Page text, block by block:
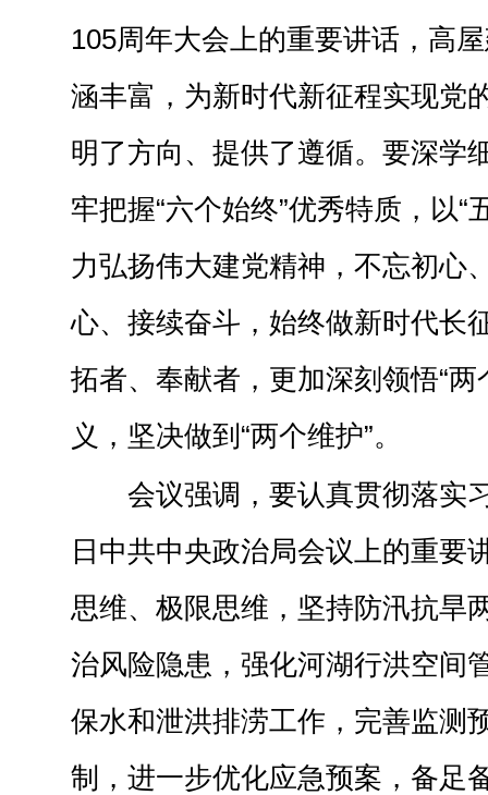
105周年大会上的重要讲话，高
涵丰富，为新时代新征程实现党
明了方向、提供了遵循。要深学
牢把握“六个始终”优秀特质，以“
力弘扬伟大建党精神，不忘初心
心、接续奋斗，始终做新时代长
拓者、奉献者，更加深刻领悟“两
义，坚决做到“两个维护”。
会议强调，要认真贯彻落实
日中共中央政治局会议上的重要
思维、极限思维，坚持防汛抗旱
治风险隐患，强化河湖行洪空间
保水和泄洪排涝工作，完善监测
制，进一步优化应急预案，备足